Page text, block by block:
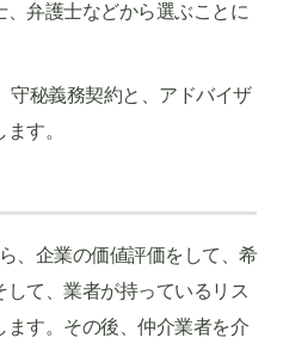
弁護士などから選ぶことに
守秘義務契約と、アドバイザ
す。
、企業の価値評価をして、希
て、業者が持っているリス
ます。その後、仲介業者を介